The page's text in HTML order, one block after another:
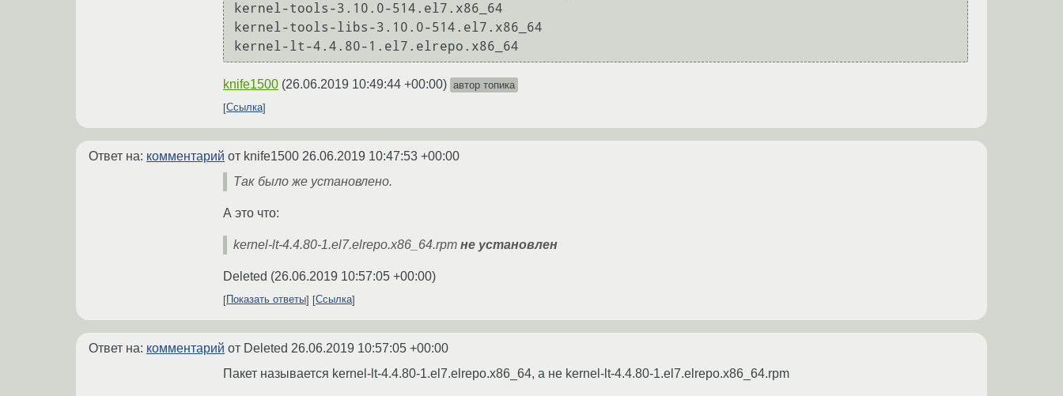
kernel-tools-3.10.0-514.el7.x86_64
kernel-tools-libs-3.10.0-514.el7.x86_64
knife1500 (26.06.2019 10:49:44 +00:00) автор топика
Ссылка
Ответ на: комментарий от knife1500 26.06.2019 10:47:53 +00:00
Так было же установлено.
А это что:
kernel-lt-4.4.80-1.el7.elrepo.x86_64.rpm не установлен
Deleted (26.06.2019 10:57:05 +00:00)
Показать ответы Ссылка
Ответ на: комментарий от Deleted 26.06.2019 10:57:05 +00:00
Пакет называется kernel-lt-4.4.80-1.el7.elrepo.x86_64, а не kernel-lt-4.4.80-1.el7.elrepo.x86_64.rpm